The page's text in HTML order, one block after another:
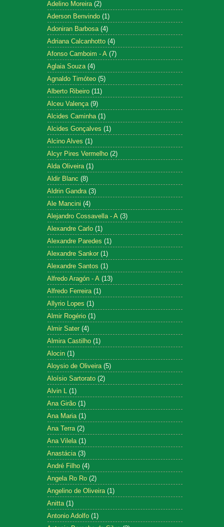
Adelino Moreira (2)
Aderson Benvindo (1)
Adoniran Barbosa (4)
Adriana Calcanhotto (4)
Afonso Camboim - A (7)
Aglaia Souza (4)
Agnaldo Timóteo (5)
Alberto Ribeiro (11)
Alceu Valença (9)
Alcides Caminha (1)
Alcides Gonçalves (1)
Alcino Alves (1)
Alcyr Pires Vermelho (2)
Alda Oliveira (1)
Aldir Blanc (8)
Aldrin Gandra (3)
Ale Mancini (4)
Alejandro Cossavella - A (3)
Alexandre Carlo (1)
Alexandre Paredes (1)
Alexandre Sankor (1)
Alexandre Santos (1)
Alfredo Aragón - A (13)
Alfredo Ferreira (1)
Allyrio Lopes (1)
Almir Rogério (1)
Almir Sater (4)
Almira Castilho (1)
Alocin (1)
Aloysio de Oliveira (5)
Aloísio Sartorato (2)
Alvin L (1)
Ana Girão (1)
Ana Maria (1)
Ana Terra (2)
Ana Vilela (1)
Anastácia (3)
André Filho (4)
Angela Ro Ro (2)
Angelino de Oliveira (1)
Anitta (1)
Antonio Adolfo (1)